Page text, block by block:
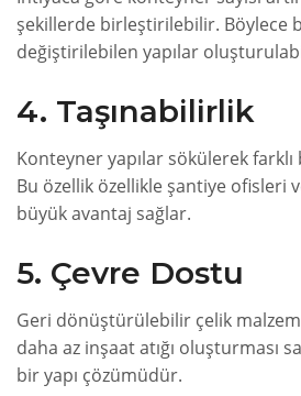
şekillerde birleştirilebilir. Böylece
değiştirilebilen yapılar
4. Taşınabilirlik
Konteyner yapılar sökülerek
Bu özellik özellikle şantiye ofisleri
büyük avantaj sağlar.
5. Çevre Dostu
Geri dönüştürülebilir çelik
daha az inşaat atığı oluşturması
bir yapı çözümüdür.